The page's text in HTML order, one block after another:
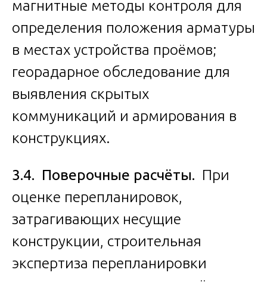
магнитные методы контроля для
определения положения арматуры
в местах устройства проёмов;
георадарное обследование для
выявления скрытых
коммуникаций и армирования в
конструкциях.
3.4. Поверочные расчёты. При
оценке перепланировок,
затрагивающих несущие
конструкции, строительная
экспертиза перепланировки